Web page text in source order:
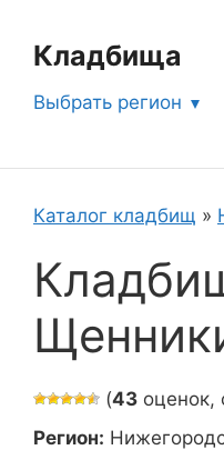
содержимому
Кладбища
Выбрать регион
Каталог кладбищ »
(43 оценок,
Регион: